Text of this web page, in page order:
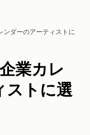
ダーのアーティストに
業カレ
ストに選